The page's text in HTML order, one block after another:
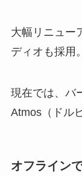
大幅リニュー
ディオも採用。
現在では、バ
Atmos（ドル
オフライン